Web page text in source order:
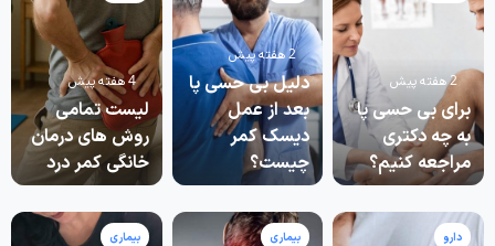
برای بی حسی پا
به چه دکتری
مراجعه کنیم؟
2 هفته پیش
دلیل بی حسی پا
بعد از عمل
دیسک کمر
چیست؟
2 هفته پیش
لیست تمامی
روش های درمان
خانگی کمر درد
4 هفته پیش
دارو بیماری بیماری